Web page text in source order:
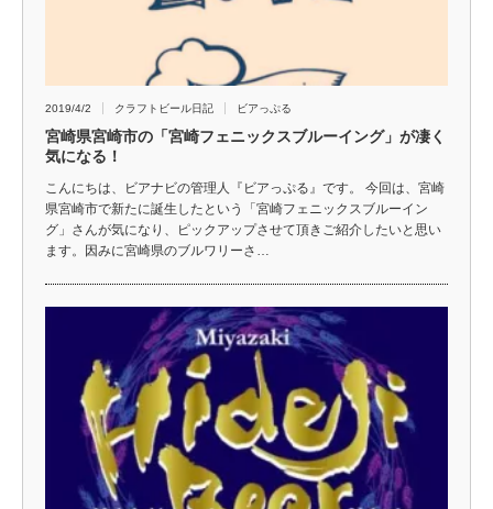
2019/4/2 クラフトビール日記 ビアっぷる
宮崎県宮崎市の「宮崎フェニックスブルーイング」が凄く
気になる！
こんにちは、ビアナビの管理人『ビアっぷる』です。 今回は、宮崎
県宮崎市で新たに誕生したという「宮崎フェニックスブルーイン
グ」さんが気になり、ピックアップさせて頂きご紹介したいと思い
ます。因みに宮崎県のブルワリーさ…